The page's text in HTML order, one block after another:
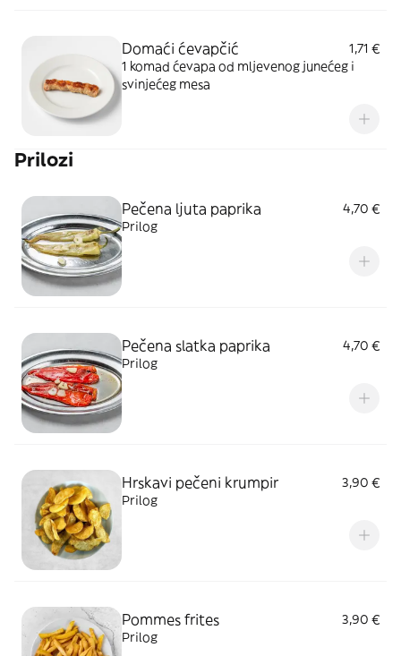
Domaći ćevapčić
1,71 €
1 komad ćevapa od mljevenog junećeg i
svinjećeg mesa
Prilozi
Pečena ljuta paprika
4,70 €
Prilog
Pečena slatka paprika
4,70 €
Prilog
Hrskavi pečeni krumpir
3,90 €
Prilog
Pommes frites
3,90 €
Prilog